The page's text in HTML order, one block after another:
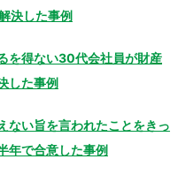
決した事例
を得ない30代会社員が財産
した事例
ない旨を言われたことをきっ
年で合意した事例